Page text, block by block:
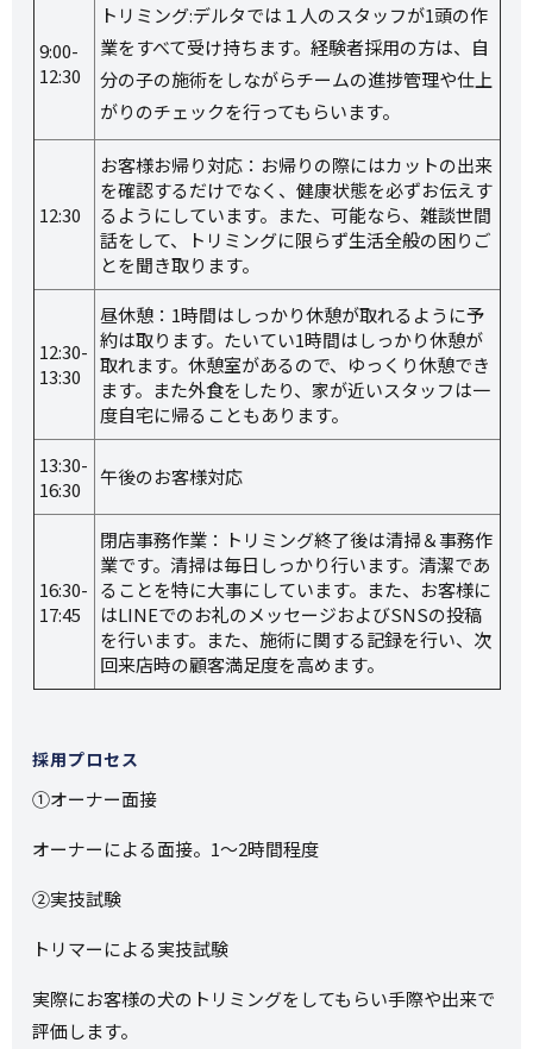
9:00-
12:30
トリミング:デルタでは１人のスタッフが1頭の作
業をすべて受け持ちます。経験者採用の方は、自
分の子の施術をしながらチームの進捗管理や仕上
がりのチェックを行ってもらいます。
12:30
お客様お帰り対応：お帰りの際にはカットの出来
を確認するだけでなく、健康状態を必ずお伝えす
るようにしています。また、可能なら、雑談世間
話をして、トリミングに限らず生活全般の困りご
とを聞き取ります。
12:30-
13:30
昼休憩：1時間はしっかり休憩が取れるように予
約は取ります。たいてい1時間はしっかり休憩が
取れます。休憩室があるので、ゆっくり休憩でき
ます。また外食をしたり、家が近いスタッフは一
度自宅に帰ることもあります。
13:30-
16:30
午後のお客様対応
16:30-
17:45
閉店事務作業：トリミング終了後は清掃＆事務作
業です。清掃は毎日しっかり行います。清潔であ
ることを特に大事にしています。また、お客様に
はLINEでのお礼のメッセージおよびSNSの投稿
を行います。また、施術に関する記録を行い、次
回来店時の顧客満足度を高めます。
採用プロセス
①オーナー面接
オーナーによる面接。1～2時間程度
②実技試験
トリマーによる実技試験
実際にお客様の犬のトリミングをしてもらい手際や出来で
評価します。